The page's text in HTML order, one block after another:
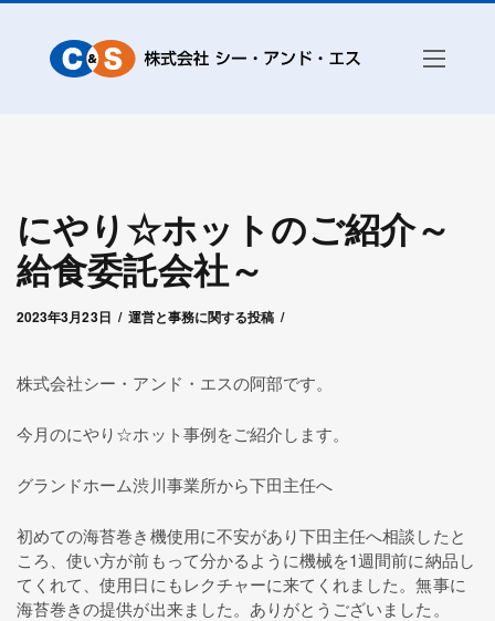
にやり☆ホットのご紹介～
給食委託会社～
2023年3月23日
2023年9月23日 運営と事務に関する投稿
byシー・アンド・エス管理者
株式会社シー・アンド・エスの阿部です。
今月のにやり☆ホット事例をご紹介します。
グランドホーム渋川事業所から下田主任へ
初めての海苔巻き機使用に不安があり下田主任へ相談したと
ころ、使い方が前もって分かるように機械を1週間前に納品し
てくれて、使用日にもレクチャーに来てくれました。無事に
海苔巻きの提供が出来ました。ありがとうございました。